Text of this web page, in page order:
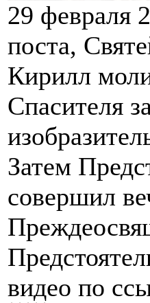
29 февраля
поста,
Кирилл
Спасителя
Затем
совершил
видео по